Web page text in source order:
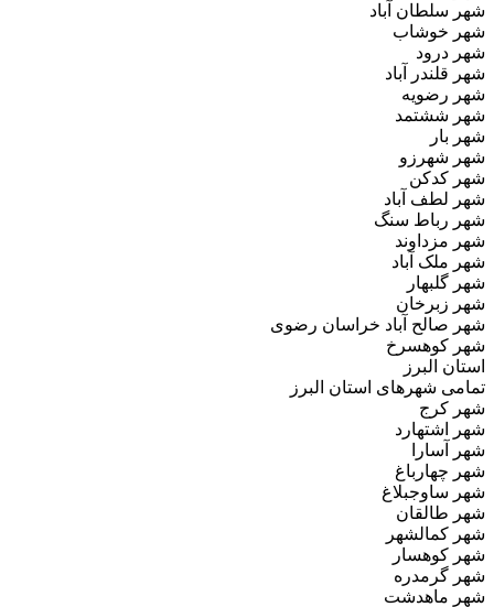
شهر سلطان‌ آباد
شهر خوشاب
شهر درود
شهر قلندر آباد
شهر رضویه
شهر ششتمد
شهر بار
شهر شهرزو
شهر کدکن
شهر لطف‌ آباد
شهر رباط سنگ
شهر مزداوند
شهر ملک‌ آباد
شهر گلبهار
شهر زبرخان
شهر صالح آباد خراسان رضوی
شهر کوهسرخ
استان البرز
تمامی شهرهای استان البرز
شهر کرج
شهر اشتهارد
شهر آسارا
شهر چهارباغ
شهر ساوجبلاغ
شهر طالقان
شهر کمالشهر
شهر کوهسار
شهر گرمدره
شهر ماهدشت